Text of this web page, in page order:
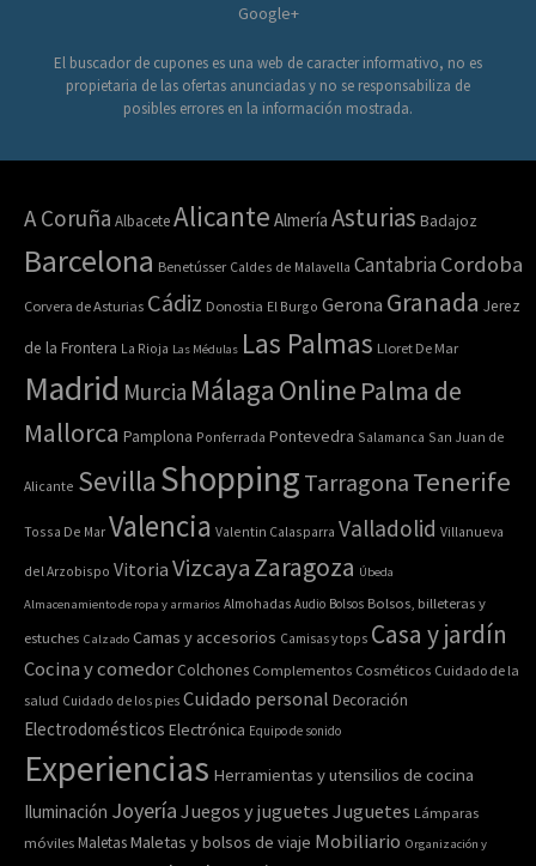
Google+
El buscador de cupones es una web de caracter informativo, no es
propietaria de las ofertas anunciadas y no se responsabiliza de
posibles errores en la información mostrada.
A Coruña AlbaceteAlicante Almería Asturias Badajoz
Barcelona Benetússer Caldes de Malavella Cantabria Cordoba
Corvera de Asturias Cádiz Donostia El Burgo Gerona Granada Jerez
de la Frontera La Rioja Las Médulas Las Palmas Lloret De Mar
Madrid Murcia Málaga Online Palma de
Mallorca Pamplona Ponferrada Pontevedra Salamanca San Juan de
Alicante Sevilla Shopping Tarragona Tenerife
Tossa De Mar Valencia Valentin Calasparra Valladolid Villanueva
del Arzobispo Vitoria VizcayaZaragoza Úbeda
Almacenamiento de ropa y armarios Almohadas Audio Bolsos Bolsos, billeteras y
estuches Calzado Camas y accesorios Camisas y tops Casa y jardín
Cocina y comedor Colchones Complementos Cosméticos Cuidado de la
salud Cuidado de los pies Cuidado personal Decoración
Electrodomésticos Electrónica Equipo de sonido
Experiencias Herramientas y utensilios de cocina
Iluminación Joyería Juegos y juguetes Juguetes Lámparas
móviles MaletasMaletas y bolsos de viaje Mobiliario Organización y